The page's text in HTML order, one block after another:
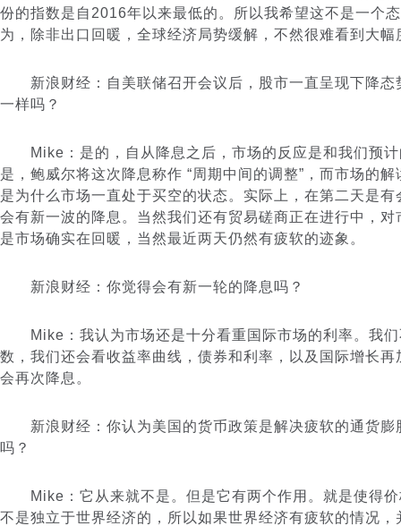
份的指数是自2016年以来最低的。所以我希望这不是一个
为，除非出口回暖，全球经济局势缓解，不然很难看到大幅
新浪财经：自美联储召开会议后，股市一直呈现下降态
一样吗？
Mike：是的，自从降息之后，市场的反应是和我们预计
是，鲍威尔将这次降息称作 “周期中间的调整”，而市场的
是为什么市场一直处于买空的状态。实际上，在第二天是
会有新一波的降息。当然我们还有贸易磋商正在进行中，
是市场确实在回暖，当然最近两天仍然有疲软的迹象。
新浪财经：你觉得会有新一轮的降息吗？
Mike：我认为市场还是十分看重国际市场的利率。我们
数，我们还会看收益率曲线，债券和利率，以及国际增长
会再次降息。
新浪财经：你认为美国的货币政策是解决疲软的通货膨
吗？
Mike：它从来就不是。但是它有两个作用。就是使得价
不是独立于世界经济的，所以如果世界经济有疲软的情况